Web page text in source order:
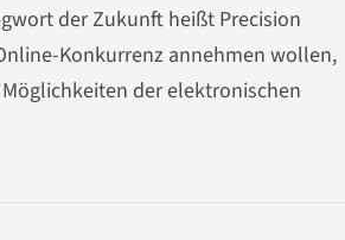
der Zukunft heißt Precision
Konkurrenz annehmen wollen,
der elektronischen